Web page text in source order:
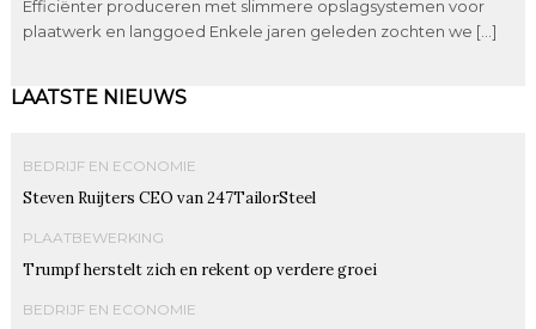
Efficiënter produceren met slimmere opslagsystemen voor
plaatwerk en langgoed Enkele jaren geleden zochten we […]
LAATSTE NIEUWS
BEDRIJF EN ECONOMIE
Steven Ruijters CEO van 247TailorSteel
PLAATBEWERKING
Trumpf herstelt zich en rekent op verdere groei
BEDRIJF EN ECONOMIE